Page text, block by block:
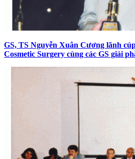
GS, TS Nguyễn Xuân Cương lãnh
Cosmetic Surgery cùng các GS giải